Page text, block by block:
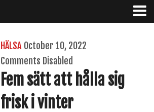
HÄLSA October 10, 2022
Comments Disabled
Fem sätt att hålla sig
frisk i vinter